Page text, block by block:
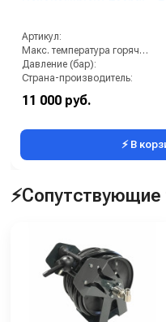
Артикул:
Макс. температура горячей воды (°C):
Давление (бар):
Страна-производитель:
11 000 руб.
⚡ В